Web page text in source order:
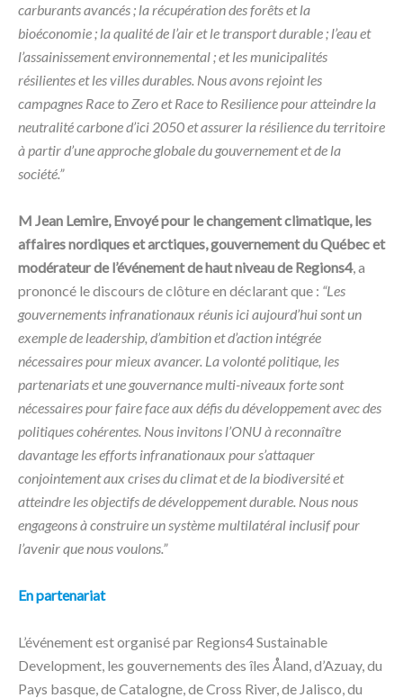
carburants avancés ; la récupération des forêts et la
bioéconomie ; la qualité de l’air et le transport durable ; l’eau et
l’assainissement environnemental ; et les municipalités
résilientes et les villes durables. Nous avons rejoint les
campagnes Race to Zero et Race to Resilience pour atteindre la
neutralité carbone d’ici 2050 et assurer la résilience du territoire
à partir d’une approche globale du gouvernement et de la
société.”
M Jean Lemire, Envoyé pour le changement climatique, les
affaires nordiques et arctiques, gouvernement du Québec et
modérateur de l’événement de haut niveau de Regions4, a
prononcé le discours de clôture en déclarant que : “Les
gouvernements infranationaux réunis ici aujourd’hui sont un
exemple de leadership, d’ambition et d’action intégrée
nécessaires pour mieux avancer. La volonté politique, les
partenariats et une gouvernance multi-niveaux forte sont
nécessaires pour faire face aux défis du développement avec des
politiques cohérentes. Nous invitons l’ONU à reconnaître
davantage les efforts infranationaux pour s’attaquer
conjointement aux crises du climat et de la biodiversité et
atteindre les objectifs de développement durable. Nous nous
engageons à construire un système multilatéral inclusif pour
l’avenir que nous voulons.”
En partenariat
L’événement est organisé par Regions4 Sustainable
Development, les gouvernements des îles Åland, d’Azuay, du
Pays basque, de Catalogne, de Cross River, de Jalisco, du